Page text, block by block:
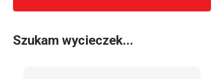
Szukam wycieczek...